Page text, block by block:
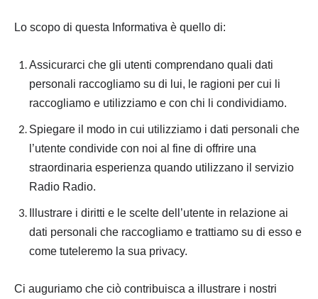
Lo scopo di questa Informativa è quello di:
Assicurarci che gli utenti comprendano quali dati
personali raccogliamo su di lui, le ragioni per cui li
raccogliamo e utilizziamo e con chi li condividiamo.
Spiegare il modo in cui utilizziamo i dati personali che
l’utente condivide con noi al fine di offrire una
straordinaria esperienza quando utilizzano il servizio
Radio Radio.
Illustrare i diritti e le scelte dell’utente in relazione ai
dati personali che raccogliamo e trattiamo su di esso e
come tuteleremo la sua privacy.
Ci auguriamo che ciò contribuisca a illustrare i nostri